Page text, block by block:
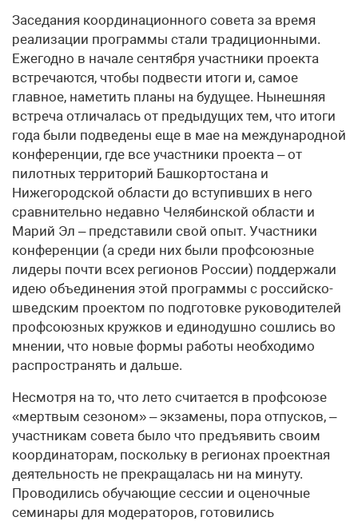
Заседания координационного совета за время
реализации программы стали традиционными.
Ежегодно в начале сентября участники проекта
встречаются, чтобы подвести итоги и, самое
главное, наметить планы на будущее. Нынешняя
встреча отличалась от предыдущих тем, что итоги
года были подведены еще в мае на международной
конференции, где все участники проекта – от
пилотных территорий Башкортостана и
Нижегородской области до вступивших в него
сравнительно недавно Челябинской области и
Марий Эл – представили свой опыт. Участники
конференции (а среди них были профсоюзные
лидеры почти всех регионов России) поддержали
идею объединения этой программы с российско-
шведским проектом по подготовке руководителей
профсоюзных кружков и единодушно сошлись во
мнении, что новые формы работы необходимо
распространять и дальше.
Несмотря на то, что лето считается в профсоюзе
«мертвым сезоном» – экзамены, пора отпусков, –
участникам совета было что предъявить своим
координаторам, поскольку в регионах проектная
деятельность не прекращалась ни на минуту.
Проводились обучающие сессии и оценочные
семинары для модераторов, готовились